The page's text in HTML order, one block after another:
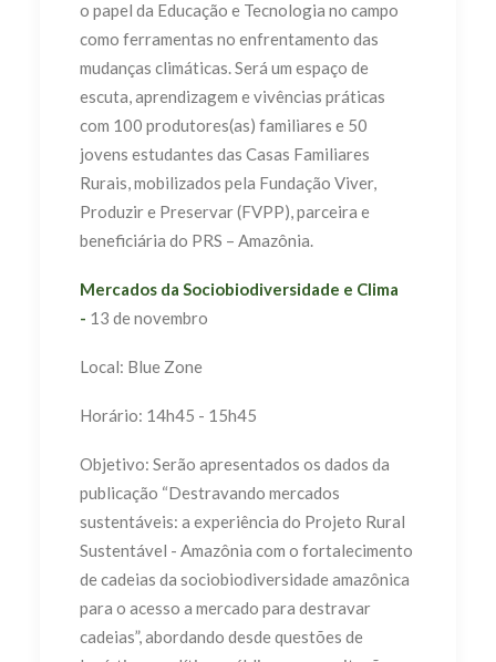
o papel da Educação e Tecnologia no campo
como ferramentas no enfrentamento das
mudanças climáticas. Será um espaço de
escuta, aprendizagem e vivências práticas
com 100 produtores(as) familiares e 50
jovens estudantes das Casas Familiares
Rurais, mobilizados pela Fundação Viver,
Produzir e Preservar (FVPP), parceira e
beneficiária do PRS – Amazônia.
Mercados da Sociobiodiversidade e Clima
- 13 de novembro
Local: Blue Zone
Horário: 14h45 - 15h45
Objetivo: Serão apresentados os dados da
publicação “Destravando mercados
sustentáveis: a experiência do Projeto Rural
Sustentável - Amazônia com o fortalecimento
de cadeias da sociobiodiversidade amazônica
para o acesso a mercado para destravar
cadeias”, abordando desde questões de